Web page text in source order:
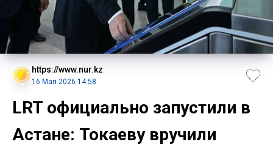
https://www.nur.kz
16 Мая 2026 14:58
LRT официально запустили в
Астане: Токаеву вручили